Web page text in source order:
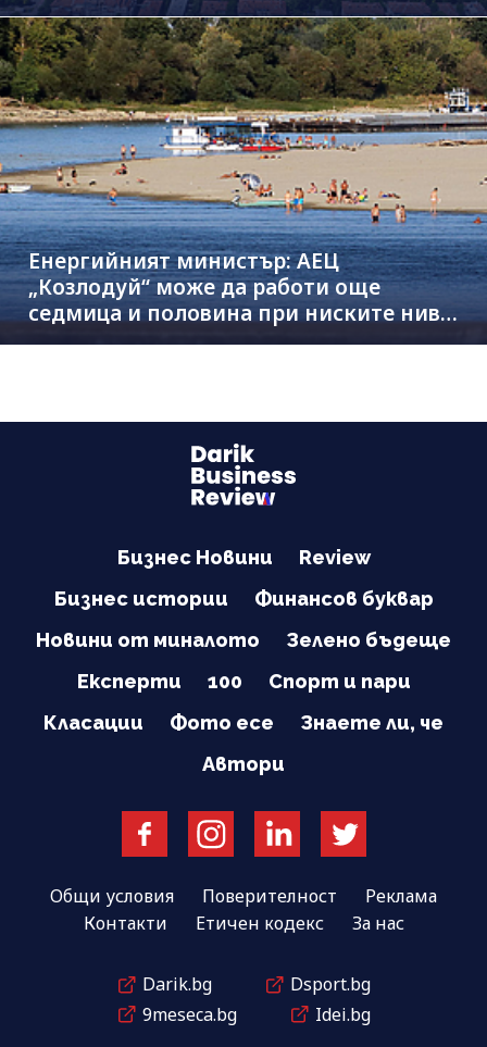
Енергийният министър: АЕЦ
„Козлодуй“ може да работи още
седмица и половина при ниските нива
на Дунав
Бизнес Новини
Review
Бизнес истории
Финансов буквар
Новини от миналото
Зелено бъдеще
Експерти
100
Спорт и пари
Класации
Фото есе
Знаете ли, че
Автори
Общи условия Поверителност
Реклама
Контакти
Етичен кодекс За нас
Darik.bg
Dsport.bg
9meseca.bg
Idei.bg